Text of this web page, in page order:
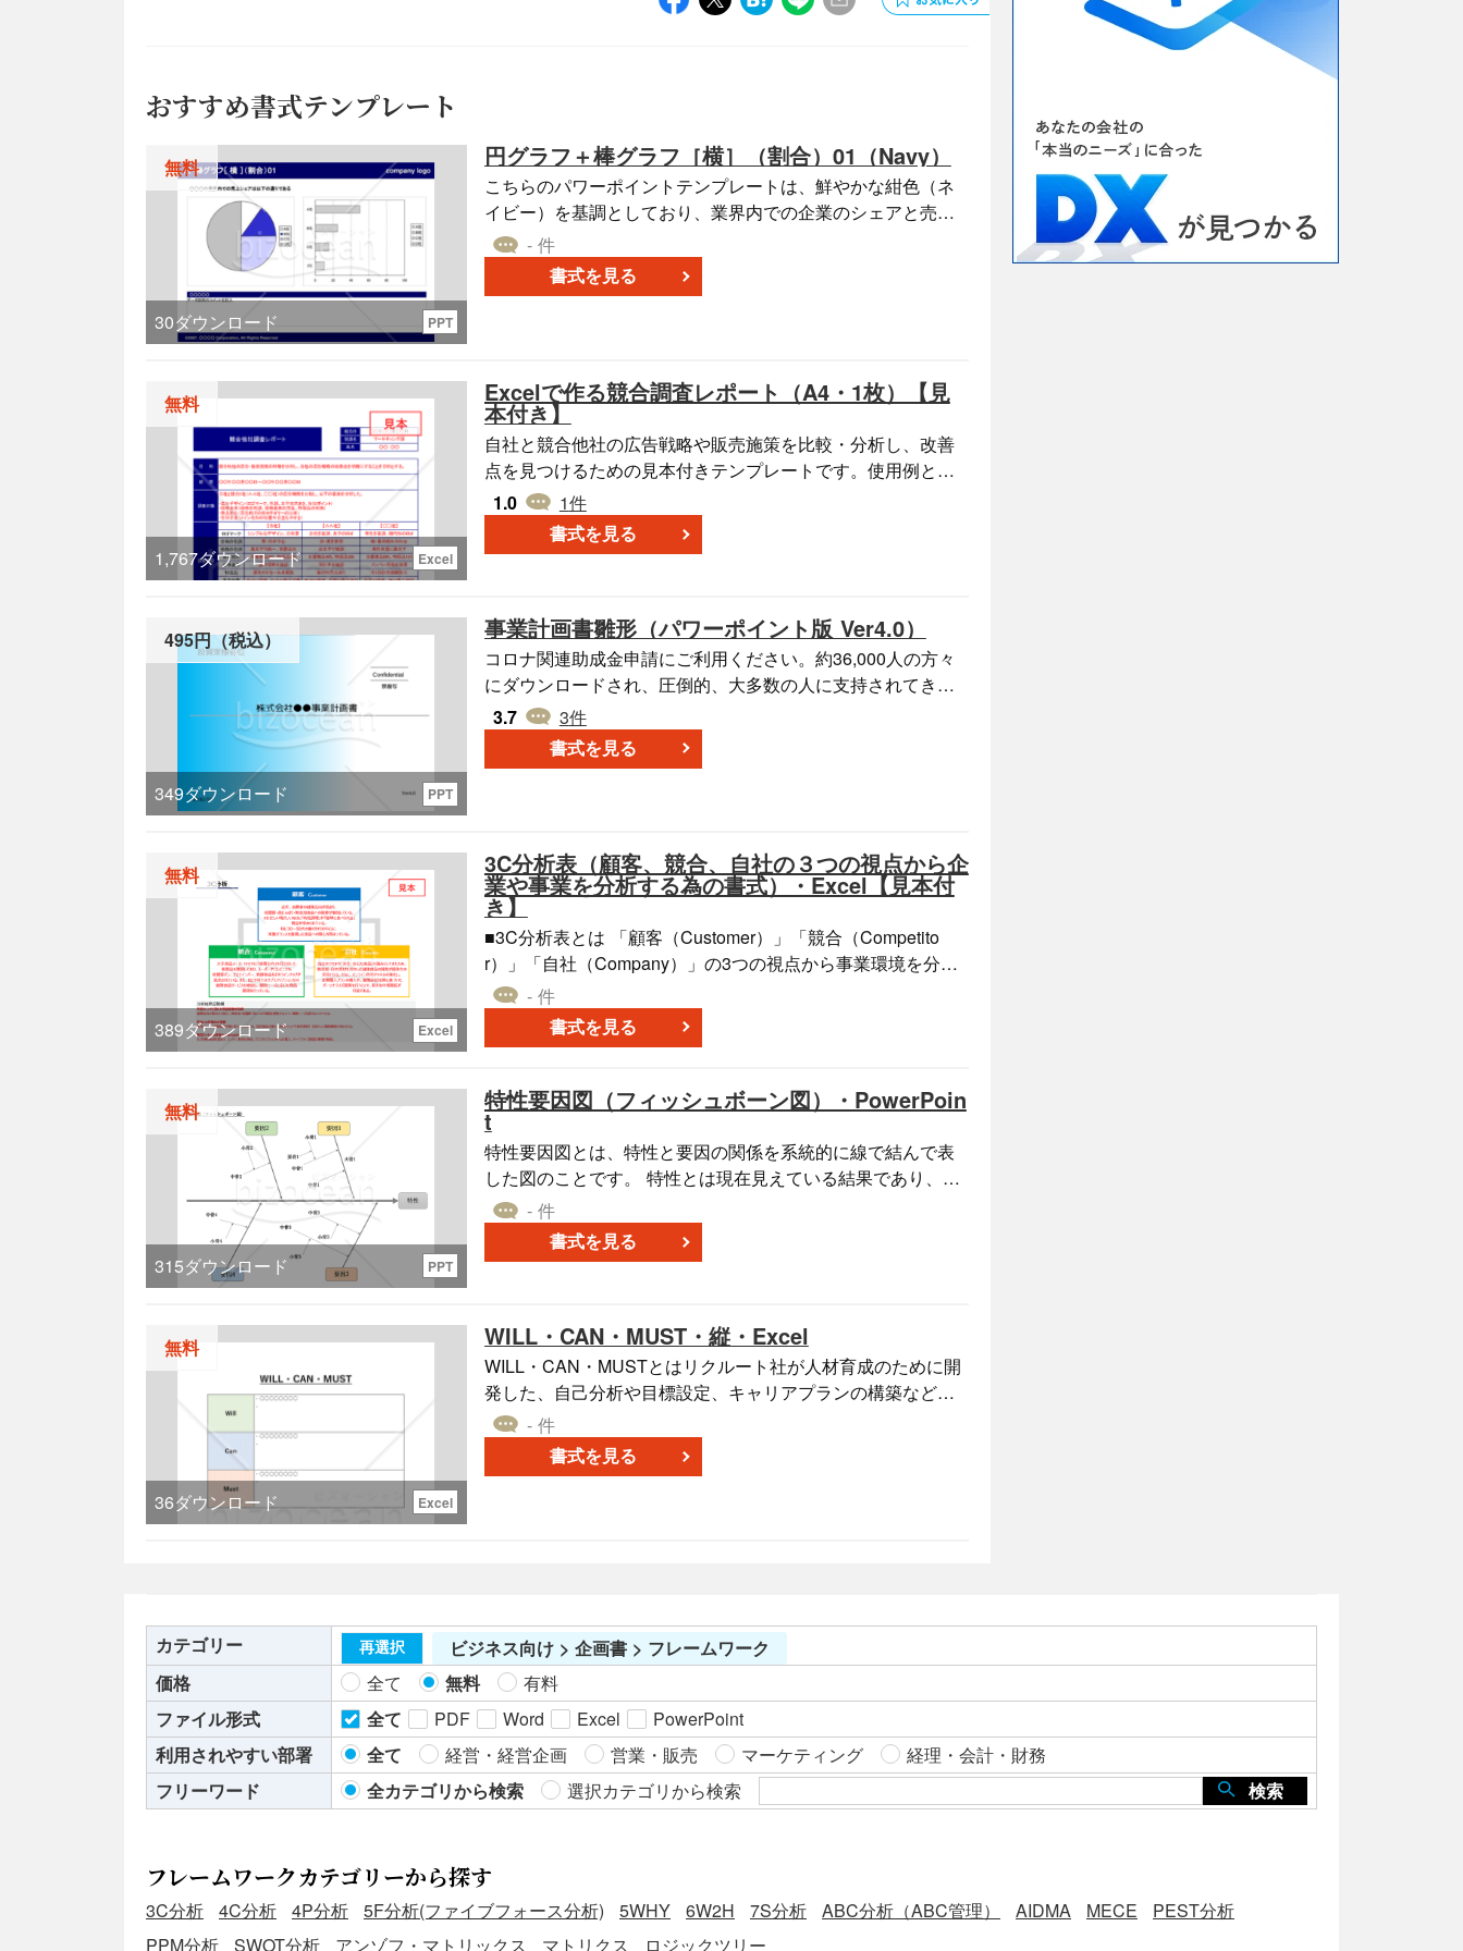
おすすめ書式テンプレート
無料
30ダウンロード PPT
円グラフ＋棒グラフ［横］（割合）01（Navy）
こちらのパワーポイントテンプレートは、鮮やかな紺色（ネ
イビー）を基調としており、業界内での企業のシェアと売上
を視覚的に示すのに最適です。円グラフと横向きの棒グラフ
を組み合わせ、データの個別項目を詳細に分析できます。さ
らに、データから得られる自社と他社の特徴を明確に把握す
- 件
書式を見る
無料
1,767ダウンロード Excel
Excelで作る競合調査レポート（A4・1枚）【見
本付き】
自社と競合他社の広告戦略や販売施策を比較・分析し、改善
点を見つけるための見本付きテンプレートです。使用例とし
て、新聞折り込みチラシの色調や価格表示、告知内容を整理
した項目が含まれています。A4サイズ1枚でわかりやすくまと
められるExcel形式のフォーマットです。 ■利用シーン ・競合
いを分析する際。 ・次回のチラシ作成時に、競争力のあるプ
ロモーション施策を検討する場合。 ■利用・作成時のポイン
ト ＜比較対象を明確にする＞ 自社と競合のチラシの違いを具
体的に列挙し、分析の焦点を定める。 ＜データを視覚的に整
理＞ 表形式で項目ごとに分類し、色分けやフォントサイズの
違いを一目で把握できるようにする。 ＜改善策を具体的に記
すくスムーズな情報整理に繋がる。 ＜効果的な広告戦略を立
案＞ 競合の成功事例を参考にしながら、自社のプロモーショ
ン改善につなげられる。 ＜データの蓄積と活用が容易＞ Exce
l形式のため複数回の調査結果を蓄積し、長期的な広告戦略の
改善に役立てられる。
1.0 1件
書式を見る
495円（税込）
349ダウンロード PPT
事業計画書雛形（パワーポイント版 Ver4.0）
コロナ関連助成金申請にご利用ください。約36,000人の方々
にダウンロードされ、圧倒的、大多数の人に支持されてき
た、不朽の名作、パワーポイントによる事業計画書の最新版V
er4.0が、ついに登場です。 ５年の沈黙を破って、リリース
されたその内容は、事業計画のみではなく、中期経営計画、
資金調達のニーズにも対応する為、実際の資金調達にも使わ
れた内容を、一部アップしています。実際の金融機関・投資
家向け資金調達にも使われ資金調達を成功させましたフォー
マットです。マッキンゼーの７Ｓなどメジャーな複数のフレ
ークワークをふんだんに、追加しました。 実際の、コンサ
ルティングの現場で使われた、生の資料を掲載しております
ので、ビジネスの現場で、活躍すること間違いありません。
このテンプレートを使えば、一夜にして、経営コンサルタン
ださい。 ページ数は、６０枚を超える大作となっておりま
す。
3.7 3件
書式を見る
無料
389ダウンロード Excel
3C分析表（顧客、競合、自社の３つの視点から企
業や事業を分析する為の書式）・Excel【見本付
き】
■3C分析表とは 「顧客（Customer）」「競合（Competito
r）」「自社（Company）」の3つの視点から事業環境を分析
し、企業戦略やマーケティング施策を検討するためのフレー
ムワークです。 このテンプレートを活用することで、市場の
ニーズや競争環境を明確にし、自社の強みを活かした戦略を
新規事業の市場分析と競争戦略の策定（例：新商品のターゲ
ット市場を明確にする） ・既存事業の競争環境を整理し、戦
略の見直しを行う（例：市場シェアを拡大するための方針決
定） ・競合との差別化戦略を構築するための分析（例：競合
他社と比較して自社の優位性を整理） ・マーケティング計画
の基礎資料として活用（例：市場動向を把握し、効果的なプ
ロモーション戦略を立案） ■利用・作成時のポイント ＜顧客
ト層を分析。 ＜競合（Competitor）の特徴を整理＞ 競争相手
の強み・弱みを把握し、差別化ポイントを明確にする。 ＜自
社（Company）の強みを活かす＞ 自社が市場でどのような立
ち位置にあり、どの競争優位性を持つのかを整理。 ■テンプ
レートの利用メリット ＜戦略の明確化＞ 3C分析を活用し、
自社の強みを活かした事業戦略を策定できる。 ＜競争環境の
- 件
書式を見る
無料
315ダウンロード PPT
特性要因図（フィッシュボーン図）・PowerPoin
t
特性要因図とは、特性と要因の関係を系統的に線で結んで表
した図のことです。 特性とは現在見えている結果であり、要
因とはその結果をもたらすのに影響を与えた要素のことで
す。この図は魚の骨に似ているため、「フィッシュボーン
図」や「フィッシュボーンチャート」などとも呼ばれていま
しない結果をもたらした原因を見つけ、次の業務に活かすこ
とができるでしょう。 こちらは、無料でダウンロードをする
ことができる、特性要因図（フィッシュボーン図）のPowerP
oint版です。ぜひご利用ください。
- 件
書式を見る
無料
36ダウンロード Excel
WILL・CAN・MUST・縦・Excel
WILL・CAN・MUSTとはリクルート社が人材育成のために開
発した、自己分析や目標設定、キャリアプランの構築などに
活用するフレームワークです。 「WILL（やりたいこと）」
「CAN（できること）」「MUST（するべきこと）」の要素
から構成されており、それぞれに当てはまる内容を記載して
と、2つまたは全ての要素に重なるものが分かってきます。全
ての要素に重なる内容が多いほど、自分が理想とする状態に
近いと言えます。 こちらはExcelで作成した、縦レイアウト版
のWILL・CAN・MUSTの活用に役立つテンプレートです。ダ
ウンロードは無料なので、ご活用いただけると幸いです。
- 件
書式を見る
カテゴリー 再選択
ビジネス向け > 企画書 > フレームワーク
価格
全て 無料
有料
ファイル形式
全て PDF Word Excel
PowerPoint
利用されやすい部署
全て 経営・経営企画 営業・販売 マーケティング
経理・会計・財務
フリーワード
全カテゴリから検索 選択カテゴリから検索 検索
フレームワークカテゴリーから探す
3C分析 4C分析 4P分析 5F分析(ファイブフォース分析) 5WHY 6W2H 7S分析 ABC分析（ABC管理） AIDMA MECE
PEST分析
PPM分析
SWOT分析 アンゾフ・マトリックス マトリクス ロジックツリー